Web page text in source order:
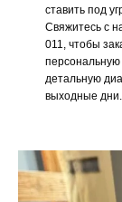
ставить под
Свяжитесь с
011, чтобы
персональную
детальную
выходные дни.